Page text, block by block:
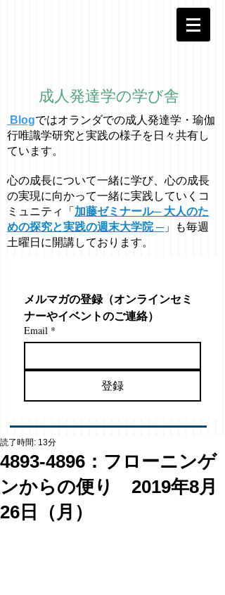
成人発達学の学び舎
Blogではオラ ンダでの成人発達学・ 瑜伽
行唯識学研究と実践の様子を日々共有し
ています。
心の成長について一緒に学び、心の成長
の実現に向かって一緒に実践していくコ
ミュニティ「 加藤ゼミナール─ 大人のた
めの探究と実践の週末大学院 ─」も毎週
土曜日に開講しております。
メルマガの登録（オンラインセミ
ナーやイベントのご連絡）
Email *
登録
4893-4896：フローニンゲ
ンからの便り 2019年8月
26日（月）
読了時間: 13分